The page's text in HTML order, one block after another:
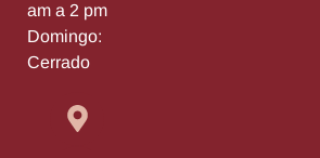
am a 2 pm
Domingo:
Cerrado